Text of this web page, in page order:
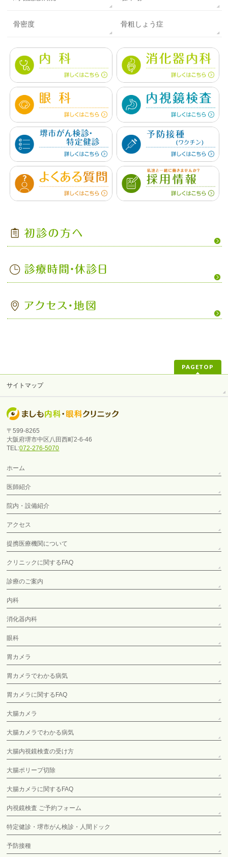
骨密度 骨粗しょう症
PAGETOP
サイトマップ
〒599-8265
大阪府堺市中区八田西町2-6-46
TEL:072-276-5070
ホーム
医師紹介
院内・設備紹介
アクセス
提携医療機関について
クリニックに関するFAQ
診療のご案内
内科
消化器内科
眼科
胃カメラ
胃カメラでわかる病気
胃カメラに関するFAQ
大腸カメラ
大腸カメラでわかる病気
大腸内視鏡検査の受け方
大腸ポリープ切除
大腸カメラに関するFAQ
内視鏡検査 ご予約フォーム
特定健診・堺市がん検診・人間ドック
予防接種